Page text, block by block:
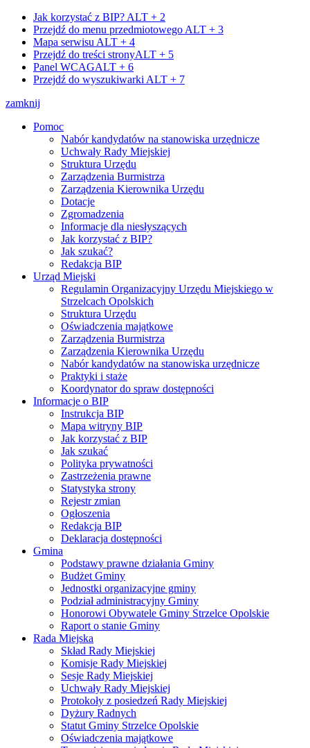
Jak korzystać z BIP? ALT + 2
Przejdź do menu przedmiotowego ALT + 3
Mapa serwisu ALT + 4
Przejdź do treści stronyALT + 5
Panel WCAGALT + 6
Przejdź do wyszukiwarki ALT + 7
zamknij
Pomoc
Nabór kandydatów na stanowiska urzędnicze
Uchwały Rady Miejskiej
Struktura Urzędu
Zarządzenia Burmistrza
Zarządzenia Kierownika Urzędu
Dotacje
Zgromadzenia
Informacje dla niesłyszących
Jak korzystać z BIP?
Jak szukać?
Redakcja BIP
Urząd Miejski
Regulamin Organizacyjny Urzędu Miejskiego w
Strzelcach Opolskich
Struktura Urzędu
Oświadczenia majątkowe
Zarządzenia Burmistrza
Zarządzenia Kierownika Urzędu
Nabór kandydatów na stanowiska urzędnicze
Praktyki i staże
Koordynator do spraw dostępności
Informacje o BIP
Instrukcja BIP
Mapa witryny BIP
Jak korzystać z BIP
Jak szukać
Polityka prywatności
Zastrzeżenia prawne
Statystyka strony
Rejestr zmian
Ogłoszenia
Redakcja BIP
Deklaracja dostępności
Gmina
Podstawy prawne działania Gminy
Budżet Gminy
Jednostki organizacyjne gminy
Podział administracyjny Gminy
Honorowi Obywatele Gminy Strzelce Opolskie
Raport o stanie Gminy
Rada Miejska
Skład Rady Miejskiej
Komisje Rady Miejskiej
Sesje Rady Miejskiej
Uchwały Rady Miejskiej
Protokoły z posiedzeń Rady Miejskiej
Dyżury Radnych
Statut Gminy Strzelce Opolskie
Oświadczenia majątkowe